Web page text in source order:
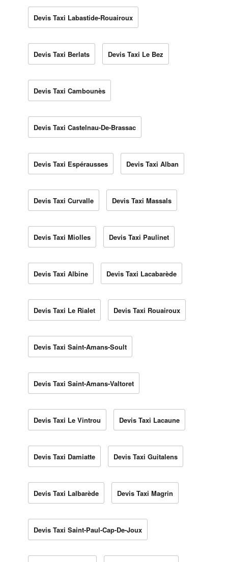
Devis Taxi Labastide-Rouairoux
Devis Taxi Berlats Devis Taxi Le Bez
Devis Taxi Cambounès
Devis Taxi Castelnau-De-Brassac
Devis Taxi Espérausses Devis Taxi Alban
Devis Taxi Curvalle Devis Taxi Massals
Devis Taxi Miolles Devis Taxi Paulinet
Devis Taxi Albine Devis Taxi Lacabarède
Devis Taxi Le Rialet Devis Taxi Rouairoux
Devis Taxi Saint-Amans-Soult
Devis Taxi Saint-Amans-Valtoret
Devis Taxi Le Vintrou Devis Taxi Lacaune
Devis Taxi Damiatte Devis Taxi Guitalens
Devis Taxi Lalbarède Devis Taxi Magrin
Devis Taxi Saint-Paul-Cap-De-Joux